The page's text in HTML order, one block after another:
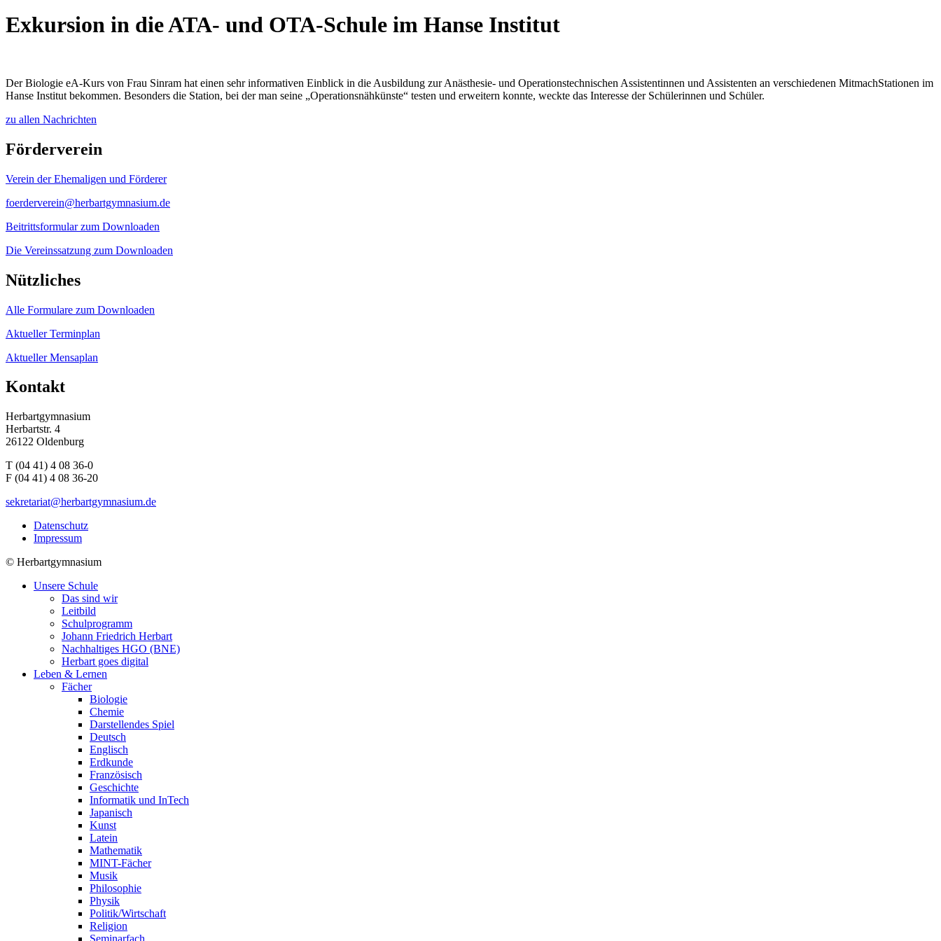
Exkursion in die ATA- und OTA-Schule im Hanse Institut
Der Biologie eA-Kurs von Frau Sinram hat einen sehr informativen Einblick in die Ausbildung zur Anästhesie- und Operationstechnischen Assistentinnen und Assistenten an verschiedenen MitmachStationen im
Hanse Institut bekommen. Besonders die Station, bei der man seine „Operationsnähkünste“ testen und erweitern konnte, weckte das Interesse der Schülerinnen und Schüler.
zu allen Nachrichten
Förderverein
Verein der Ehemaligen und Förderer
foerderverein@herbartgymnasium.de
Beitrittsformular zum Downloaden
Die Vereinssatzung zum Downloaden
Nützliches
Alle Formulare zum Downloaden
Aktueller Terminplan
Aktueller Mensaplan
Kontakt
Herbartgymnasium
Herbartstr. 4
26122 Oldenburg
T (04 41) 4 08 36-0
F (04 41) 4 08 36-20
sekretariat@herbartgymnasium.de
Datenschutz
Impressum
© Herbartgymnasium
Unsere Schule
Das sind wir
Leitbild
Schulprogramm
Johann Friedrich Herbart
Nachhaltiges HGO (BNE)
Herbart goes digital
Leben & Lernen
Fächer
Biologie
Chemie
Darstellendes Spiel
Deutsch
Englisch
Erdkunde
Französisch
Geschichte
Informatik und InTech
Japanisch
Kunst
Latein
Mathematik
MINT-Fächer
Musik
Philosophie
Physik
Politik/Wirtschaft
Religion